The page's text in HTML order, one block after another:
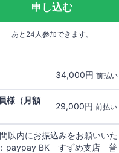
申し込む
あと24人参加できます。
34,000円 前払い
様（月額
29,000円 前払い
以内にお振込みをお願いいた
paypay BK すずめ支店 普